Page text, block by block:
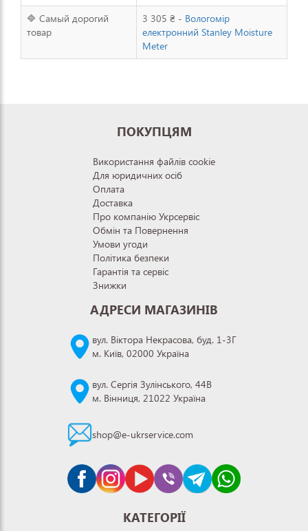
🔷 Самый дорогий
товар
3 305 ₴ - Вологомір
електронний Stanley Moisture
Meter
ПОКУПЦЯМ
Використання файлів cookie
Для юридичних осіб
Оплата
Доставка
Про компанію Укрсервіс
Обмін та Повернення
Умови угоди
Політика безпеки
Гарантія та сервіс
Знижки
АДРЕСИ МАГАЗИНІВ
вул. Віктора Некрасова, буд. 1-3Г
м. Київ, 02000 Україна
вул. Сергія Зулінського, 44В
м. Вінниця, 21022 Україна
shop@e-ukrservice.com
КАТЕГОРІЇ